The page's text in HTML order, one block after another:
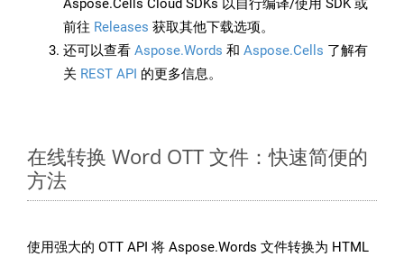
Aspose.Cells Cloud SDKs 以自行编译/使用 SDK 或
前往 Releases 获取其他下载选项。
还可以查看 Aspose.Words 和 Aspose.Cells 了解有
关 REST API 的更多信息。
在线转换 Word OTT 文件：快速简便的
方法
使用强大的 OTT API 将 Aspose.Words 文件转换为 HTML